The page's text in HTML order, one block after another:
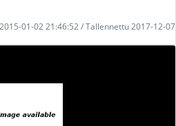
01-02 21:46:52 / Tallennettu 2017-12-07